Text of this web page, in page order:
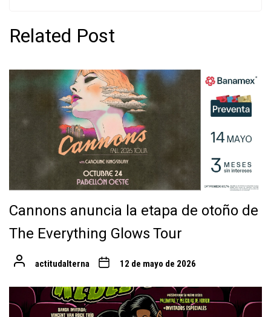
Related Post
Cannons anuncia la etapa de otoño de
The Everything Glows Tour
actitudalterna 12 de mayo de 2026